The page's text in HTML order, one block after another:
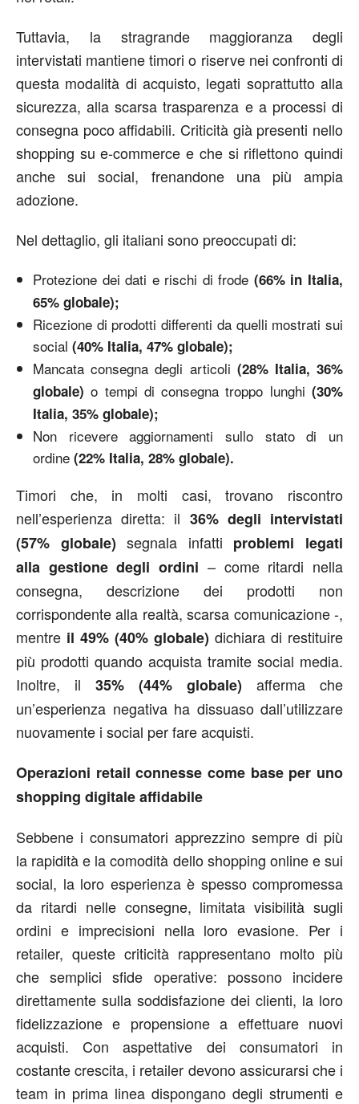
Tuttavia, la stragrande maggioranza degli
intervistati mantiene timori o riserve nei confronti di
questa modalità di acquisto, legati soprattutto alla
sicurezza, alla scarsa trasparenza e a processi di
consegna poco affidabili. Criticità già presenti nello
shopping su e-commerce e che si riflettono quindi
anche sui social, frenandone una più ampia
adozione.
Nel dettaglio, gli italiani sono preoccupati di:
Protezione dei dati e rischi di frode (66% in Italia,
65% globale);
Ricezione di prodotti differenti da quelli mostrati sui
social (40% Italia, 47% globale);
Mancata consegna degli articoli (28% Italia, 36%
globale) o tempi di consegna troppo lunghi (30%
Italia, 35% globale);
Non ricevere aggiornamenti sullo stato di un
ordine (22% Italia, 28% globale).
Timori che, in molti casi, trovano riscontro
nell’esperienza diretta: il 36% degli intervistati
(57% globale) segnala infatti problemi legati
alla gestione degli ordini – come ritardi nella
consegna, descrizione dei prodotti non
corrispondente alla realtà, scarsa comunicazione -,
mentre il 49% (40% globale) dichiara di restituire
più prodotti quando acquista tramite social media.
Inoltre, il 35% (44% globale) afferma che
un’esperienza negativa ha dissuaso dall’utilizzare
nuovamente i social per fare acquisti.
Operazioni retail connesse come base per uno
shopping digitale affidabile
Sebbene i consumatori apprezzino sempre di più
la rapidità e la comodità dello shopping online e sui
social, la loro esperienza è spesso compromessa
da ritardi nelle consegne, limitata visibilità sugli
ordini e imprecisioni nella loro evasione. Per i
retailer, queste criticità rappresentano molto più
che semplici sfide operative: possono incidere
direttamente sulla soddisfazione dei clienti, la loro
fidelizzazione e propensione a effettuare nuovi
acquisti. Con aspettative dei consumatori in
costante crescita, i retailer devono assicurarsi che i
team in prima linea dispongano degli strumenti e